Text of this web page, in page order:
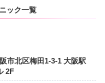
ック一覧
市北区梅田1-3-1 大阪駅
2F